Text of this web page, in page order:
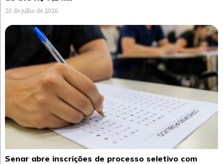
20 de julho de 2026
Senar abre inscrições de processo seletivo com